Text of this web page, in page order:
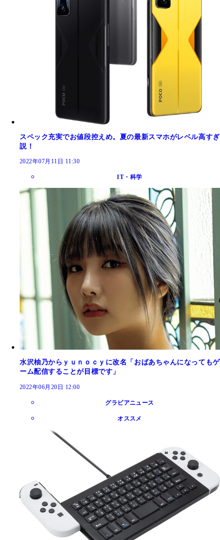
スペック充実でお値段控えめ。夏の最新スマホがレベル高すぎ
説！
2022年07月11日 11:30
IT・科学
水沢柚乃からｙｕｎｏｃｙに改名「おばあちゃんになってもゲ
ーム配信することが目標です」
2022年06月20日 12:00
グラビアニュース
オススメ